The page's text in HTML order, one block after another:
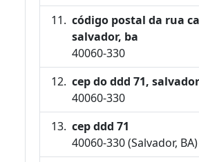
código postal da rua
salvador, ba
40060-330
cep do ddd 71, salvador
40060-330
cep ddd 71
40060-330 (Salvador, BA)